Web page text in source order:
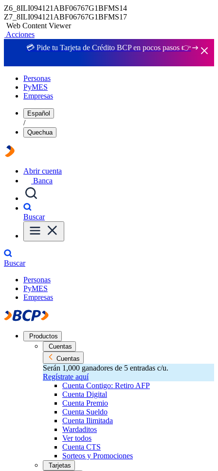
Z6_8ILI094121ABF06767G1BFMS14
Z7_8ILI094121ABF06767G1BFMS17
Web Content Viewer
Acciones
💳 Pide tu Tarjeta de Crédito BCP en pocos pasos 👉
Personas
PyMES
Empresas
Español
/
Quechua
Abrir cuenta
Banca
Buscar
Buscar
Personas
PyMES
Empresas
Productos
Cuentas
Cuentas
Serán 1,000 ganadores de 5 entradas c/u.
Regístrate aquí
Cuenta Contigo: Retiro AFP
Cuenta Digital
Cuenta Premio
Cuenta Sueldo
Cuenta Ilimitada
Wardaditos
Ver todos
Cuenta CTS
Sorteos y Promociones
Tarjetas